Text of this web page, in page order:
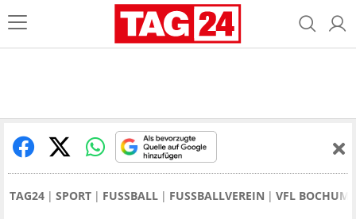
TAG24 SPORT FUSSBALL FUSSBALLVEREIN VFL BOCHUM